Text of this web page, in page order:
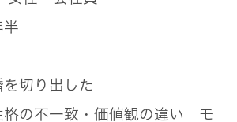
切り出した
の不一致・価値観の違い モ